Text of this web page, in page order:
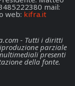
mail:
web: kifra.it
- Tutti i diritti
parziale
presenti
della fonte.